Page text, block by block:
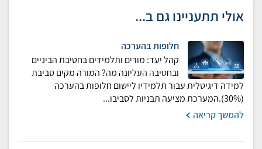
אולי תתעניינו גם ב...
חלופות בהערכה
קהל יעד: מורים ותלמידים בחטיבת הביניים
ובחטיבה העליונה מה? המורה מקים סביבת
למידה דיגיטלית עבור תלמידיו ליישום חלופות בהערכה
(30%).המערכת מציעה תבניות לסביבו...
להמשך קריאה